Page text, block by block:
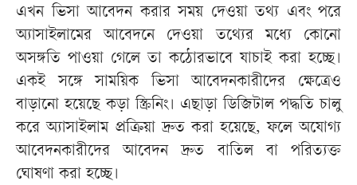
এখন ভিসা আবেদন করার সময় দেওয়া তথ্য এবং পরে
অ্যাসাইলামের আবেদনে দেওয়া তথ্যের মধ্যে কোনো
অসঙ্গতি পাওয়া গেলে তা কঠোরভাবে যাচাই করা হচ্ছে।
একই সঙ্গে সাময়িক ভিসা আবেদনকারীদের ক্ষেত্রেও
বাড়ানো হয়েছে কড়া স্ক্রিনিং। এছাড়া ডিজিটাল পদ্ধতি চালু
করে অ্যাসাইলাম প্রক্রিয়া দ্রুত করা হয়েছে, ফলে অযোগ্য
আবেদনকারীদের আবেদন দ্রুত বাতিল বা পরিত্যক্ত
ঘোষণা করা হচ্ছে।